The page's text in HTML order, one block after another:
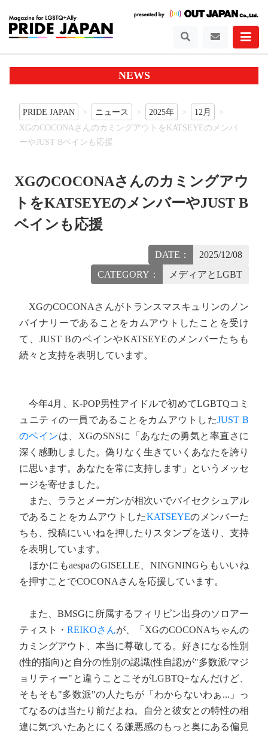
NEWS
PRIDE JAPAN ニュース 2025年
12月
XGのCOCONAさんのカミングアウトをKATSEYEのメンバ
ーやJUST Bベインも応援
XGのCOCONAさんのカミングアウ
トをKATSEYEのメンバーやJUST B
ベインも応援
DATE：
2025/12/08
CATEGORY：
メディアとLGBT
XGのCOCONAさんがトランスマスキュリンのノン
バイナリーであることをカムアウトしたことを受け
て、JUST BのベインやKATSEYEのメンバーたちも
続々と支持を表明しています。
今年4月、K-POP男性アイドルで初めてLGBTQコミ
ュニティの一員であることをカムアウトしたJUST B
のベインは、XGのSNSに「あなたの勇気と率直さに
深く感動しました。偽りなく生きていくあなたを誇り
に思います。あなたを常に支持します」というメッセ
ージを寄せました。
また、ララとメーガンが相次いでバイセクシュアル
であることをカムアウトしたKATSEYEのメンバーた
ちも、投稿にいいねを押したりスタンプを送り、支持
を表明しています。
ほかにもaespaのGISELLE、NINGNINGらもいいね
を押すことでCOCONAさんを応援しています。
また、BMSGに所属するフィリピン出身のソロアー
ティスト・ REIKOさんが、「XGのCOCONAちゃんの
カミングアウト、本当に尊敬してる。好きになる性別
(性的指向)と自分の性別の認識(性自認)が"多数派/マジ
ョリティー"と違うことこそがLGBTQ+なんだけど、
そもそも"多数派"の人たちが「わからないわぁ...」っ
てなるのは当たり前だよね。自分と彼女との特性の相
違に気づいたあとにくる嫌悪感のもっと奥にある偏見